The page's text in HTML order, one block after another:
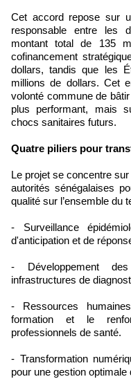
Cet accord repose sur
responsable entre les
montant total de 135
cofinancement
dollars, tandis que les
millions de dollars. Cet
volonté commune de
plus performant, mais
chocs sanitaires futurs.
Quatre piliers pour
Le projet se concentre
autorités sénégalaises
qualité sur l’ensemble du
- Surveillance
d'anticipation et de
- Développement
infrastructures de
- Ressources
formation et le
professionnels de santé.
- Transformation
pour une gestion